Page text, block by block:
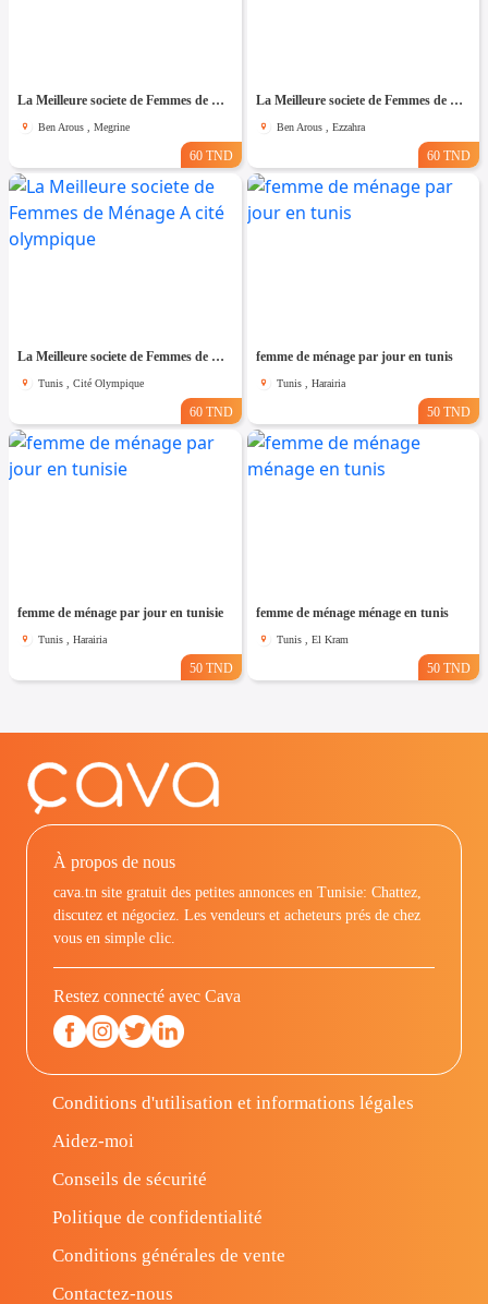
La Meilleure societe de Femmes de Ménage A Megrine
Ben Arous , Megrine
60 TND
La Meilleure societe de Femmes de Ménage A Ezzahra
Ben Arous , Ezzahra
60 TND
La Meilleure societe de Femmes de Ménage A cité olympique
Tunis , Cité Olympique
60 TND
femme de ménage par jour en tunis
Tunis , Harairia
50 TND
femme de ménage par jour en tunisie
Tunis , Harairia
50 TND
femme de ménage ménage en tunis
Tunis , El Kram
50 TND
À propos de nous
cava.tn site gratuit des petites annonces en Tunisie: Chattez,
discutez et négociez. Les vendeurs et acheteurs prés de chez
vous en simple clic.
Restez connecté avec Cava
Conditions d'utilisation et informations légales
Aidez-moi
Conseils de sécurité
Politique de confidentialité
Conditions générales de vente
Contactez-nous